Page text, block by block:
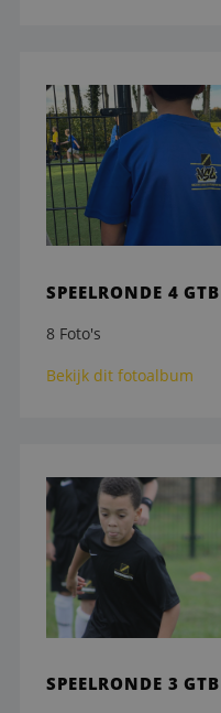
SPEELRONDE 4
8 Foto's
Bekijk dit fotoalbum
SPEELRONDE 3